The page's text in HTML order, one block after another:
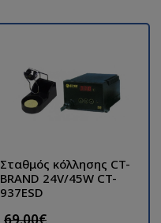
Σταθμός κόλλησης CT-
BRAND 24V/45W CT-
937ESD